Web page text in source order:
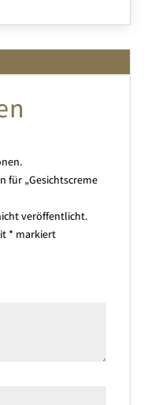
für „Gesichtscreme
veröffentlicht.
* markiert